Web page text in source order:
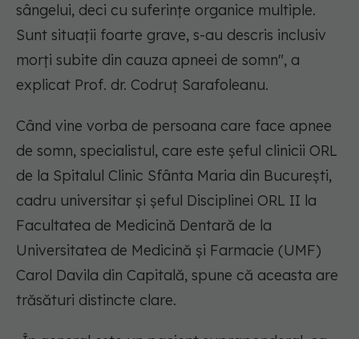
sângelui, deci cu suferințe organice multiple.
Sunt situații foarte grave, s-au descris inclusiv
morți subite din cauza apneei de somn", a
explicat Prof. dr. Codruț Sarafoleanu.
Când vine vorba de persoana care face apnee
de somn, specialistul, care este șeful clinicii ORL
de la Spitalul Clinic Sfânta Maria din București,
cadru universitar și șeful Disciplinei ORL II la
Facultatea de Medicină Dentară de la
Universitatea de Medicină și Farmacie (UMF)
Carol Davila din Capitală, spune că aceasta are
trăsături distincte clare.